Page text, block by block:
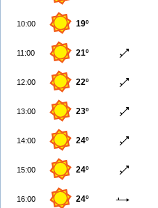
10:00 19º
11:00 21º
12:00 22º
13:00 23º
14:00 24º
15:00 24º
16:00 24º